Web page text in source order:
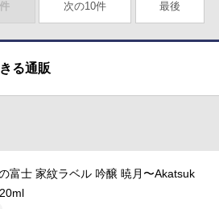
次の10件 最後
る通販
富士 家紋ラベル 吟醸 暁月〜Akatsuk